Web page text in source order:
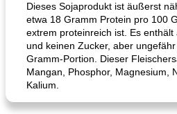
Dieses Sojaprodukt ist äußerst
etwa 18 Gramm Protein pro 100
extrem proteinreich ist. Es enthält
und keinen Zucker, aber
Gramm-Portion. Dieser
Mangan, Phosphor, Magnesium,
Kalium.